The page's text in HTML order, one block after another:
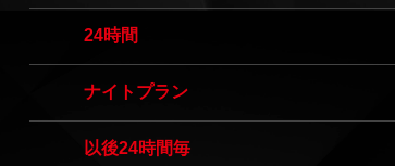
24時間
ナイトプラン
以後24時間毎